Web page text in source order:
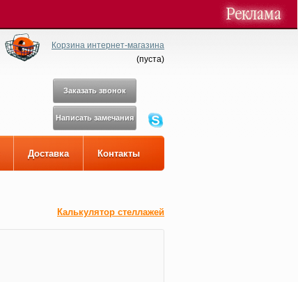
Корзина интернет-магазина
(пуста)
Заказать звонок
Написать замечания
Доставка Контакты
Калькулятор стеллажей